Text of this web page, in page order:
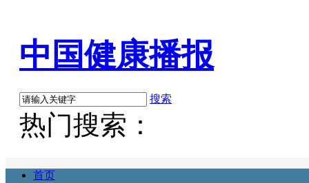
中国健康播报
搜索
热门搜索：
首页